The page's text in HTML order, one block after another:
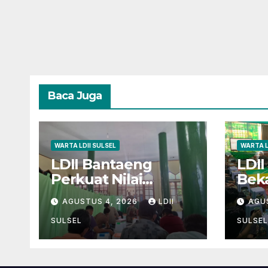
Baca Juga
WARTA LDII SULSEL
LDII Bantaeng
Perkuat Nilai
Kebangsaan melalui
Pengajian Rutin
AGUSTUS 4, 2026 LDII
SULSEL
WARTA
SULSEL